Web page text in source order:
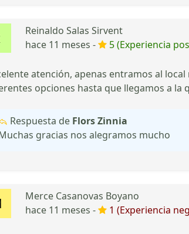
Reinaldo Salas Sirvent
hace 11 meses -
5 (Experiencia
atención, apenas entramos al
opciones hasta que llegamos a la
Respuesta de Flors Zinnia
gracias nos alegramos mucho
Merce Casanovas Boyano
hace 11 meses -
1 (Experiencia